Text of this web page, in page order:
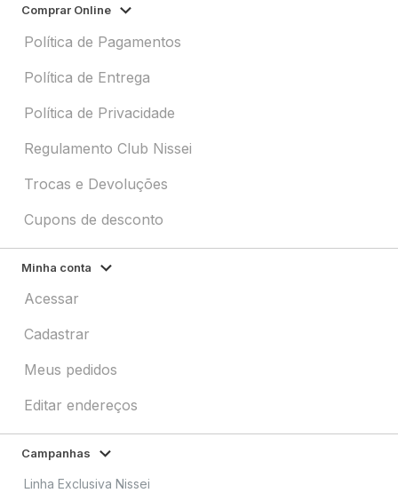
Comprar Online
Política de Pagamentos
Política de Entrega
Política de Privacidade
Regulamento Club Nissei
Trocas e Devoluções
Cupons de desconto
Minha conta
Acessar
Cadastrar
Meus pedidos
Editar endereços
Campanhas
Linha Exclusiva Nissei